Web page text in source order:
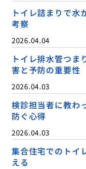
トイレ詰まりで水
考察
2026.04.04
トイレ排水管つま
害と予防の重要性
2026.04.03
検診担当者に教わ
防ぐ心得
2026.04.03
集合住宅でのトイ
える